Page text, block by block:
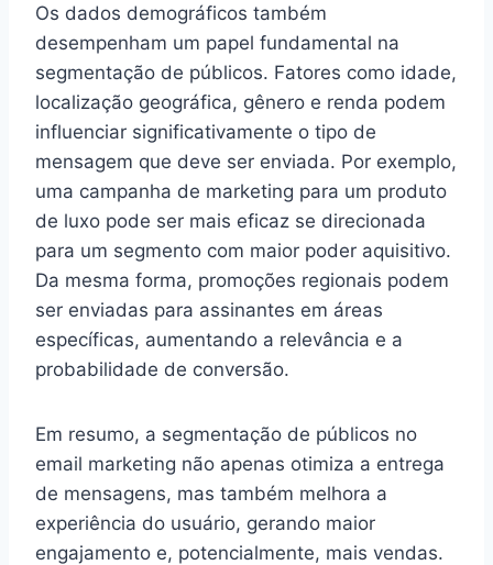
Os dados demográficos também
desempenham um papel fundamental na
segmentação de públicos. Fatores como idade,
localização geográfica, gênero e renda podem
influenciar significativamente o tipo de
mensagem que deve ser enviada. Por exemplo,
uma campanha de marketing para um produto
de luxo pode ser mais eficaz se direcionada
para um segmento com maior poder aquisitivo.
Da mesma forma, promoções regionais podem
ser enviadas para assinantes em áreas
específicas, aumentando a relevância e a
probabilidade de conversão.
Em resumo, a segmentação de públicos no
email marketing não apenas otimiza a entrega
de mensagens, mas também melhora a
experiência do usuário, gerando maior
engajamento e, potencialmente, mais vendas.